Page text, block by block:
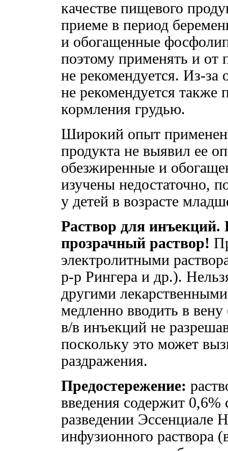
качестве пищевого
приеме в период
и обогащенные
поэтому применять и от
не рекомендуется. Из-за
не рекомендуется также
кормления грудью.
Широкий опыт
продукта не выявил ее
обезжиренные и
изучены недостаточно,
у детей в возрасте
Раствор для
прозрачный раствор!
электролитными
р-р Рингера и др.).
другими
медленно вводить в
в/в инъекций не
поскольку это может
раздражения.
Предостережение:
введения содержит
разведении Эссенциале
инфузионного раствора